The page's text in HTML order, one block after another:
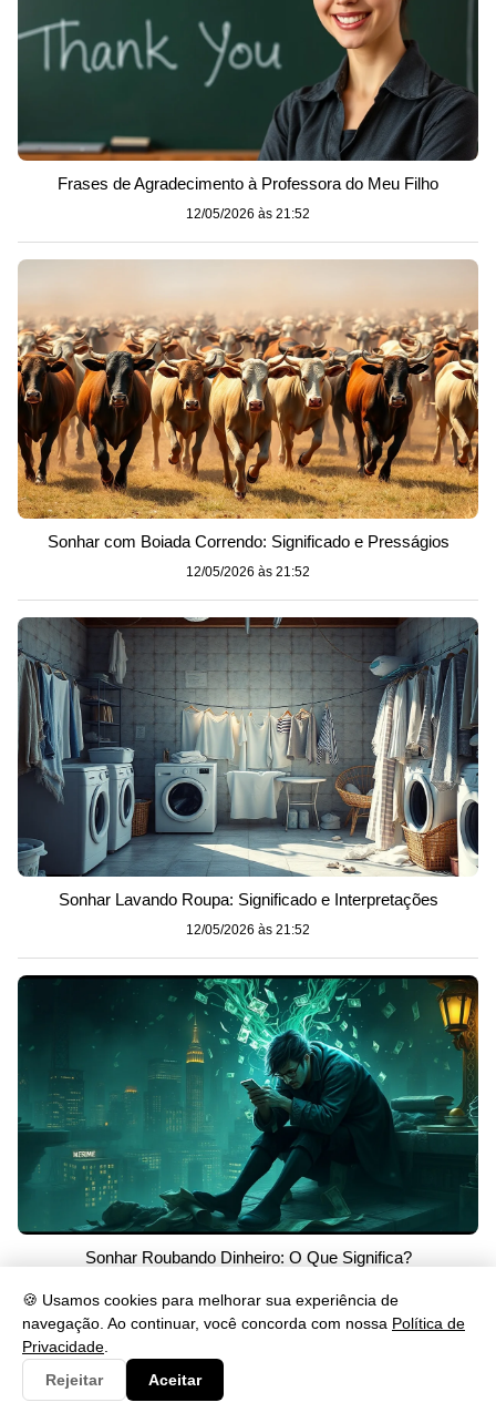
🍪 Usamos cookies para melhorar sua experiência de
navegação. Ao continuar, você concorda com nossa Política de
Privacidade
Rejeitar
Aceitar
Frases de Agradecimento à Professora do Meu Filho
12/05/2026 às 21:52
Sonhar com Boiada Correndo: Significado e Presságios
12/05/2026 às 21:52
Sonhar Lavando Roupa: Significado e Interpretações
12/05/2026 às 21:52
Sonhar Roubando Dinheiro: O Que Significa?